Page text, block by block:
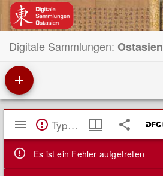
Digitale Sammlungen: Ostasien
Mirador
Viewer TypeError: Failed to fetch
Es ist ein Fehler aufgetreten